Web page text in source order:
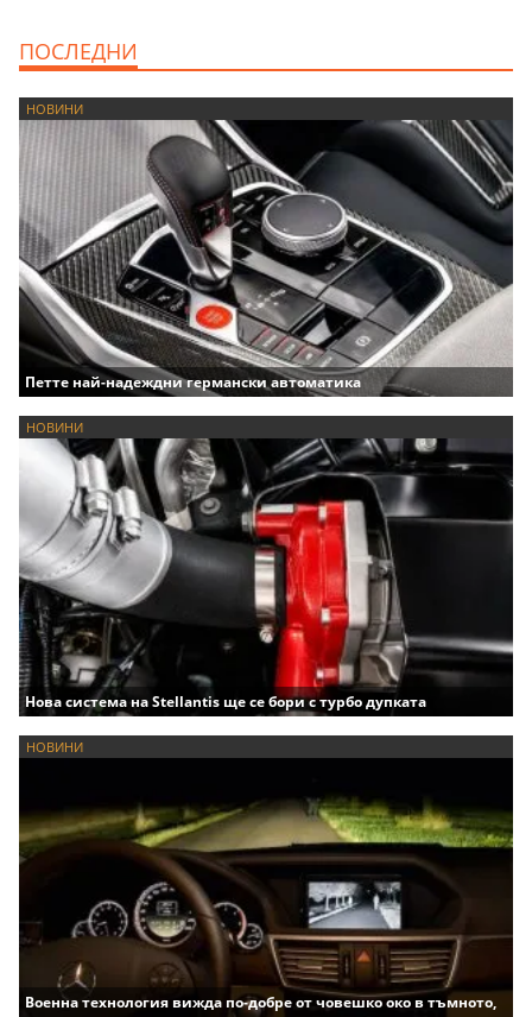
ПОСЛЕДНИ
НОВИНИ
Петте най-надеждни германски автоматика
НОВИНИ
Нова система на Stellantis ще се бори с турбо дупката
НОВИНИ
Военна технология вижда по-добре от човешко око в тъмното,